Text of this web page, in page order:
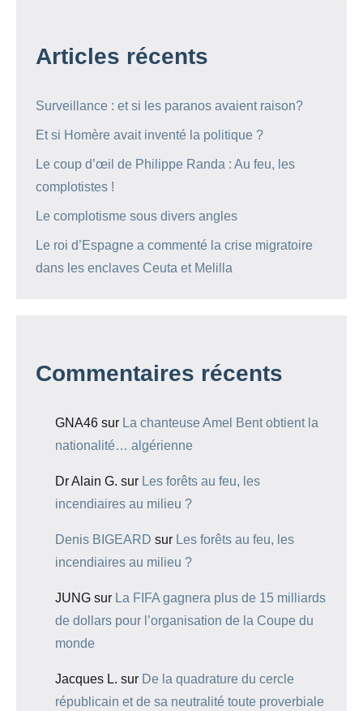
Articles récents
Surveillance : et si les paranos avaient raison?
Et si Homère avait inventé la politique ?
Le coup d’œil de Philippe Randa : Au feu, les
complotistes !
Le complotisme sous divers angles
Le roi d’Espagne a commenté la crise migratoire
dans les enclaves Ceuta et Melilla
Commentaires récents
GNA46 sur La chanteuse Amel Bent obtient la
nationalité… algérienne
Dr Alain G. sur Les forêts au feu, les
incendiaires au milieu ?
Denis BIGEARD sur Les forêts au feu, les
incendiaires au milieu ?
JUNG sur La FIFA gagnera plus de 15 milliards
de dollars pour l’organisation de la Coupe du
monde
Jacques L. sur De la quadrature du cercle
républicain et de sa neutralité toute proverbiale